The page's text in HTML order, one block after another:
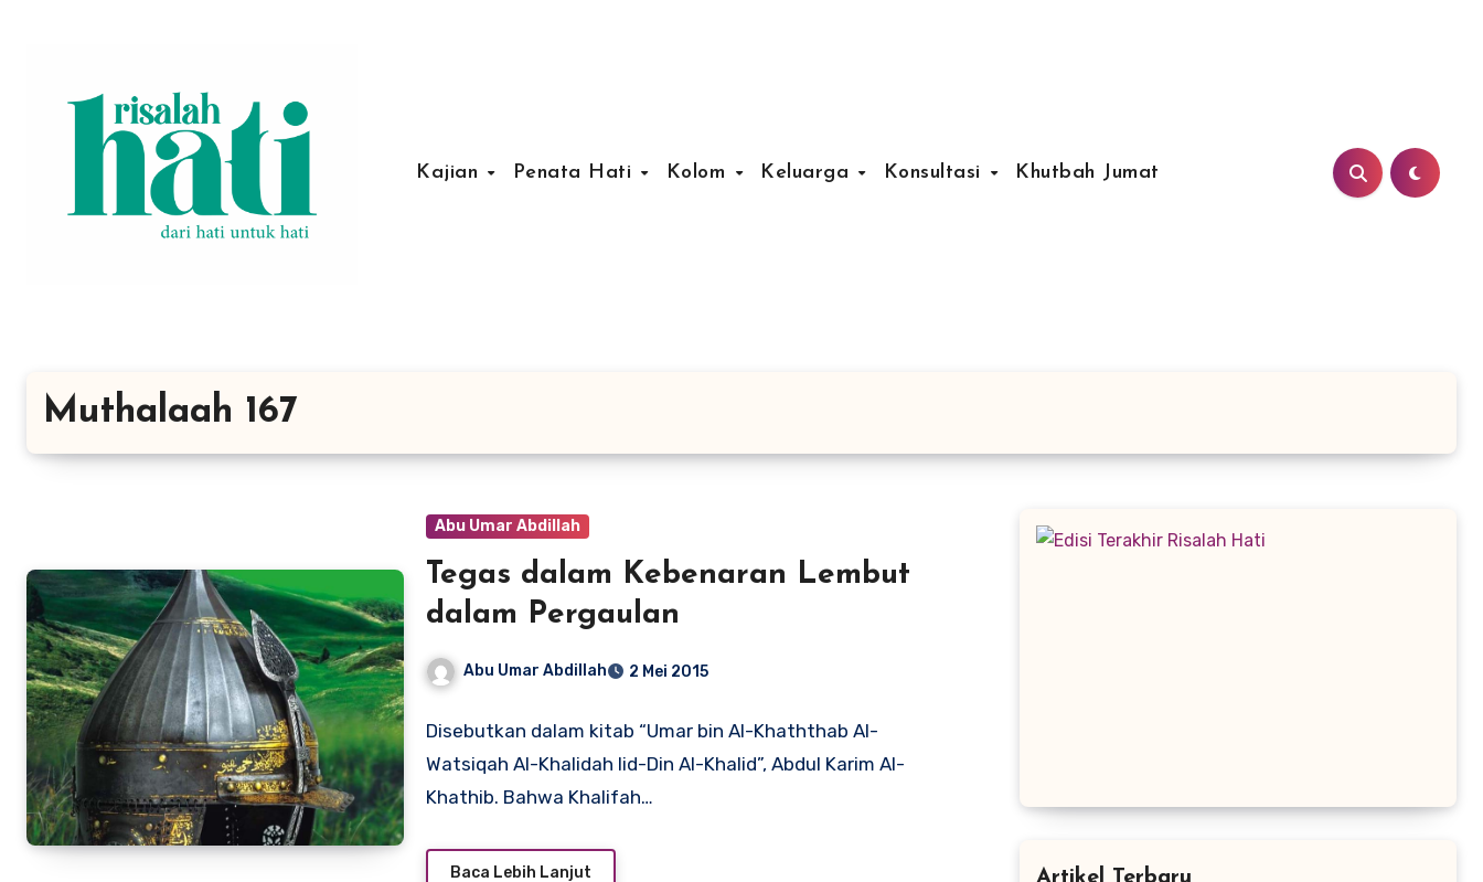
Kajian Penata Hati Kolom Keluarga Konsultasi Khutbah Jumat
Muthalaah 167
Abu Umar Abdillah
Tegas dalam Kebenaran Lembut
dalam Pergaulan
Abu Umar Abdillah 2 Mei 2015
Disebutkan dalam kitab “Umar bin Al-Khaththab Al-
Watsiqah Al-Khalidah lid-Din Al-Khalid”, Abdul Karim Al-
Khathib. Bahwa Khalifah…
Baca Lebih Lanjut Artikel Terbaru